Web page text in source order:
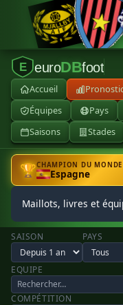
E euroDBfoot
Accueil
Équipes
Pays
Saisons
Stades
🏆CHAMPION DU
Espagne
Maillots, livres et
SAISON PAYS
EQUIPE
COMPÉTITION